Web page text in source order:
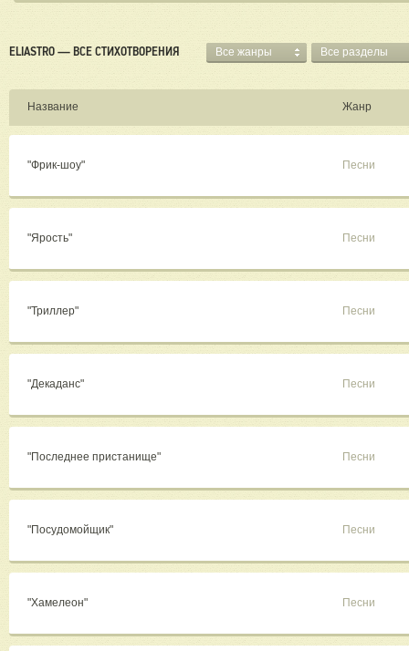
ELIASTRO — ВСЕ СТИХОТВОРЕНИЯ Все жанры Все разделы
Название Жанр
"Фрик-шоу" Песни
"Ярость" Песни
"Триллер" Песни
"Декаданс" Песни
"Последнее пристанище" Песни
"Посудомойщик" Песни
"Хамелеон" Песни